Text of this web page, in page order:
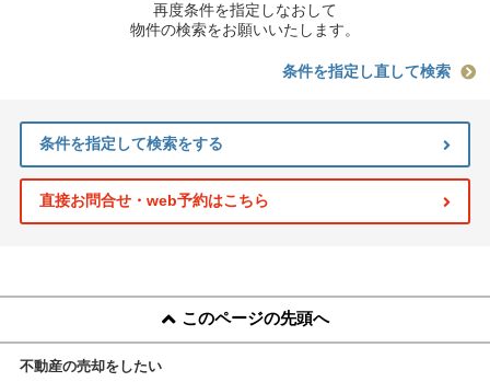
再度条件を指定しなおして
物件の検索をお願いいたします。
条件を指定し直して検索
条件を指定して検索をする
直接お問合せ・web予約はこちら
このページの先頭へ
不動産の売却をしたい